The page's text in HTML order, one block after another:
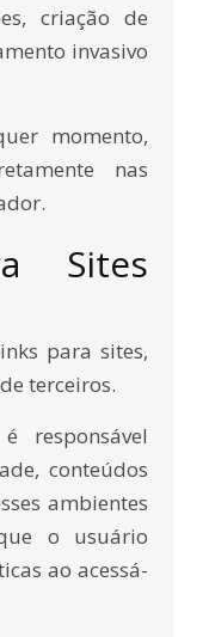
criação de
invasivo
momento,
nas
Sites
para sites,
terceiros.
responsável
conteúdos
ambientes
o usuário
ao acessá-